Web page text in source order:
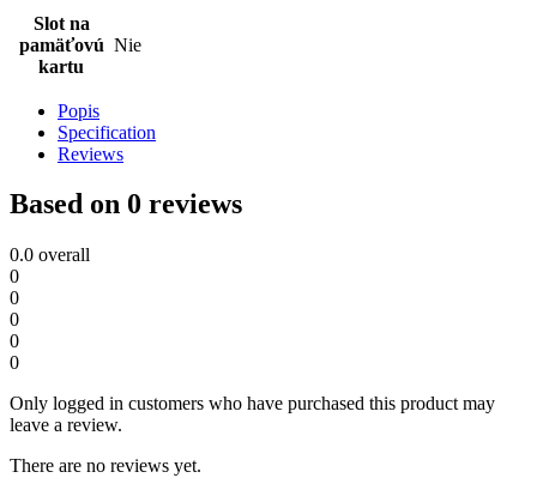
Slot na
pamäťovú
kartu
Nie
Popis
Specification
Reviews
Based on 0 reviews
0.0 overall
0
0
0
0
0
Only logged in customers who have purchased this product may
leave a review.
There are no reviews yet.